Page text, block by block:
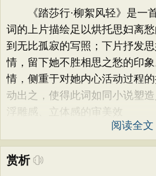
《踏莎行·柳絮风轻》是一首
词的上片描绘足以烘托思妇离
到无比孤寂的写照；下片抒发
情，留下她不胜相思之愁的印
情，侧重于对她内心活动过程
动出之，使得此词如同小说塑
浮雕感、立体感的审美效
阅读全
赏析